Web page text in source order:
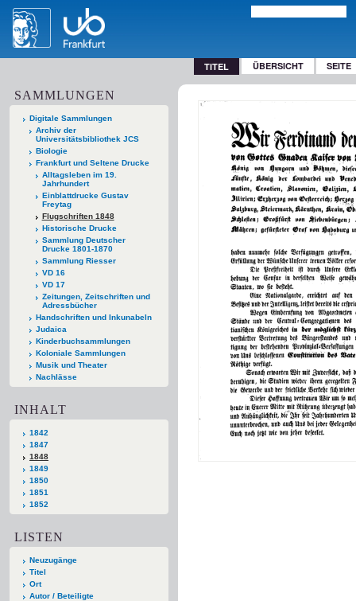
TITEL ÜBERSICHT SEITE
SAMMLUNGEN
Digitale Sammlungen
Archiv der
Universitätsbibliothek JCS
Biologie
Frankfurt und Seltene Drucke
Alltagsleben im 19.
Jahrhundert
Einblattdrucke Gustav
Freytag
Flugschriften 1848
Historische Drucke
Sammlung Deutscher
Drucke 1801-1870
Sammlung Riesser
VD 16
VD 17
Zeitungen, Zeitschriften und
Adressbücher
Handschriften und Inkunabeln
Judaica
Kinderbuchsammlungen
Koloniale Sammlungen
Musik und Theater
Nachlässe
INHALT
1842
1847
1848
1849
1850
1851
1852
LISTEN
Neuzugänge
Titel
Ort
Autor / Beteiligte